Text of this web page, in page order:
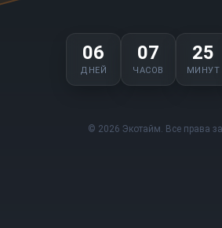
06
ДНЕЙ
07
ЧАСОВ
25
МИНУТ
© 2026 Экотайм. Все права